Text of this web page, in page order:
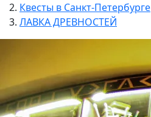
Квесты в Санкт-Петербурге
ЛАВКА ДРЕВНОСТЕЙ